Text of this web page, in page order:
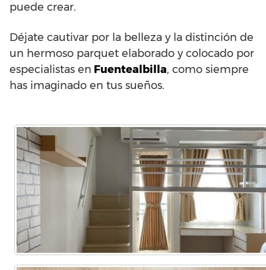
puede crear.
Déjate cautivar por la belleza y la distinción de
un hermoso parquet elaborado y colocado por
especialistas en Fuentealbilla, como siempre
has imaginado en tus sueños.